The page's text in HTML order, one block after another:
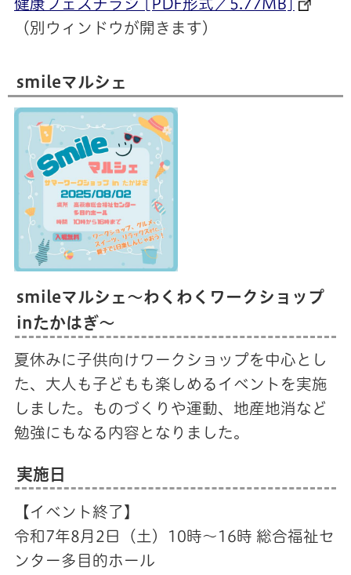
健康フェスチラシ [PDF形式／5.77MB]
（別ウィンドウが開きます）
smileマルシェ
smileマルシェ～わくわくワークショップ
inたかはぎ～
夏休みに子供向けワークショップを中心とし
た、大人も子どもも楽しめるイベントを実施
しました。ものづくりや運動、地産地消など
勉強にもなる内容となりました。
実施日
【イベント終了】
令和7年8月2日（土）10時～16時 総合福祉セ
ンター多目的ホール